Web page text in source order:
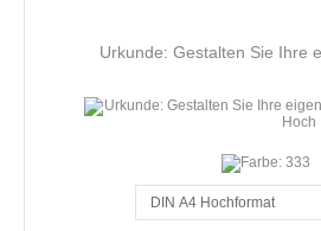
Urkunde: Gestalten Sie Ihre